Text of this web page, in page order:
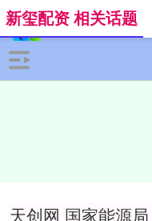
新玺配资 相关话题